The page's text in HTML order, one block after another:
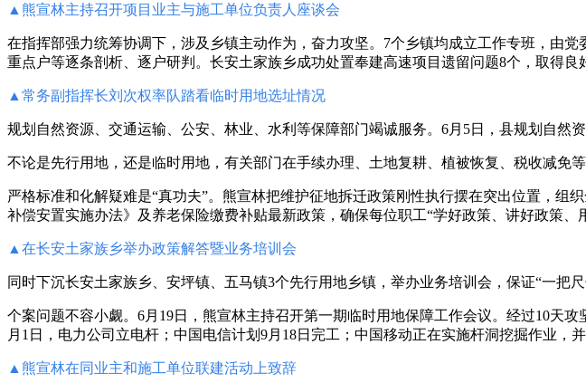
▲熊宣林主持召开项目业主与施工单位负责人座谈会
在指挥部强力统筹协调下，涉及乡镇主动作为，奋力攻坚。7个乡镇均成立工作专班，由
重点户等逐条剖析、逐户研判。长安土家族乡成功处置奉建高速项目遗留问题8个，取得良
▲ 常务副指挥长刘次权率队踏看临时用地选址情况
规划自然资源、交通运输、公安、林业、水利等保障部门竭诚服务。6月5日，县规划自然
不论是先行用地，还是临时用地，有关部门在手续办理、土地复耕、植被恢复、税收减免
严格标准和化解疑难是“真功夫”。熊宣林把维护征地拆迁政策刚性执行摆在突出位置，
补偿安置实施办法》及养老保险缴费补贴最新政策，确保每位职工“学好政策、讲好政策、
▲ 在长安土家族乡举办政策解答暨业务培训会
同时下沉长安土家族乡、安坪镇、五马镇3个先行用地乡镇，举办业务培训会，保证“一把
个案问题不容小觑。6月19日，熊宣林主持召开第一期临时用地保障工作会议。经过10天
月1日，电力公司立电杆；中国电信计划9月18日完工；中国移动正在实施杆洞挖掘作业，
▲熊宣林在同业主和施工单位联建活动上致辞